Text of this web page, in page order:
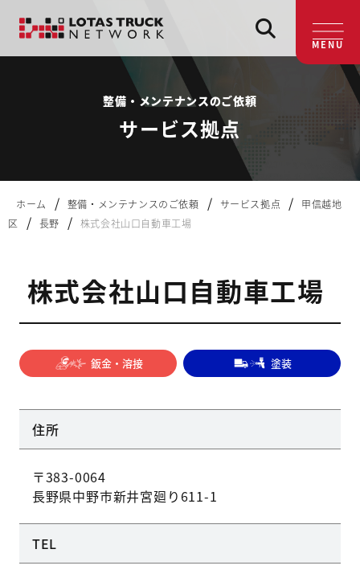
MENU
整備・メンテナンスのご依頼
サービス拠点
ホーム / 整備・メンテナンスのご依頼 / サービス拠点 /
甲信越地
区
/ 長野 / 株式会社山口自動車工場
株式会社山口自動車工場
鈑金・溶接 塗装
住所
〒383-0064
長野県中野市新井宮廻り611-1
TEL